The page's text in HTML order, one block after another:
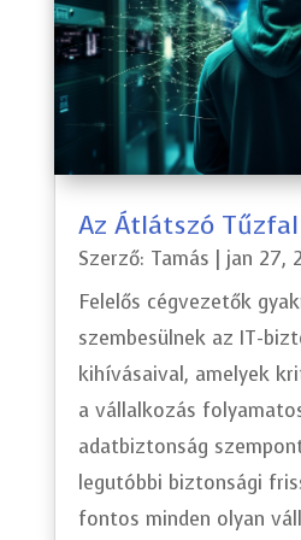
Az Átlátszó Tűzfal
Szerző: Tamás
jan 27,
Felelős cégvezetők
szembesülnek az IT-
kihívásaival, amelyek
a vállalkozás
adatbiztonság
legutóbbi biztonsági
fontos minden olyan